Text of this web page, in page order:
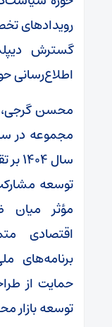
رویدادهای
گسترش
اطلاع‌رسانی
محسن گرجی،
مجموعه در
سال
توسعه
مؤثر میان
اقتصادی
برنامه‌های
حمایت از
توسعه بازار